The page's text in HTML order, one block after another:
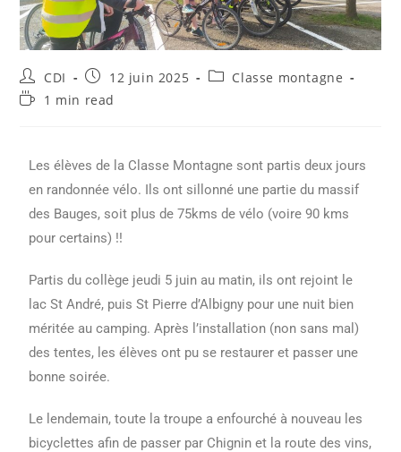
CDI 12 juin 2025
Classe montagne
1 min read
Les élèves de la Classe Montagne sont partis deux jours
en randonnée vélo. Ils ont sillonné une partie du massif
des Bauges, soit plus de 75kms de vélo (voire 90 kms
pour certains) !!
Partis du collège jeudi 5 juin au matin, ils ont rejoint le
lac St André, puis St Pierre d’Albigny pour une nuit bien
méritée au camping. Après l’installation (non sans mal)
des tentes, les élèves ont pu se restaurer et passer une
bonne soirée.
Le lendemain, toute la troupe a enfourché à nouveau les
bicyclettes afin de passer par Chignin et la route des vins,